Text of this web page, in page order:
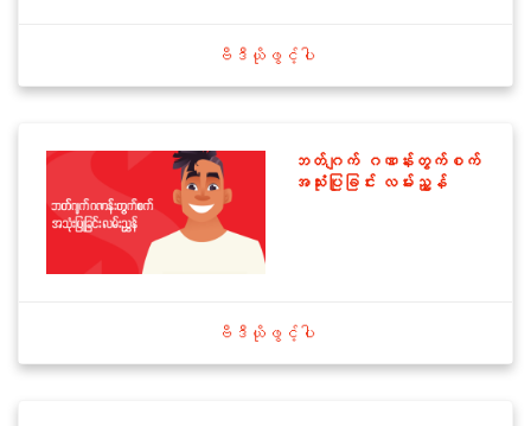
ဗီဒီယိုဖွင့်ပါ
ဘတ်ဂျက် ဂဏန်းတွက်စက်
အသုံးပြုခြင်း လမ်းညွှန်
ဗီဒီယိုဖွင့်ပါ